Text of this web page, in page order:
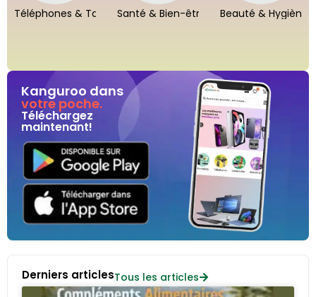
Téléphones & TablettesSanté & Bien-être Beauté & Hygiène
Kanguroo dans
votre poche.
Téléchargez
maintenant!
Derniers articlesTous les articles